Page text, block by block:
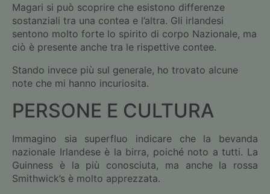
Magari si può scoprire che esistono differenze
sostanziali tra una contea e l’altra. Gli irlandesi
sentono molto forte lo spirito di corpo Nazionale, ma
ciò è presente anche tra le rispettive contee.
Stando invece più sul generale, ho trovato alcune
note che mi hanno incuriosita.
PERSONE E CULTURA
Immagino sia superfluo indicare che la bevanda
nazionale Irlandese è la birra, poiché noto a tutti. La
Guinness è la più conosciuta, ma anche la rossa
Smithwick’s è molto apprezzata.